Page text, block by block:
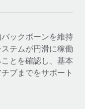
ックボーンを維持
テムが円滑に稼働
とを確認し、基本
ブまでをサポート